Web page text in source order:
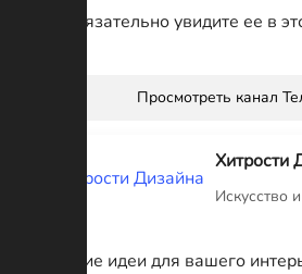
вы обязательно увидите ее в
Просмотреть канал
Хитрости
Искусство
Лучшие идеи для вашего